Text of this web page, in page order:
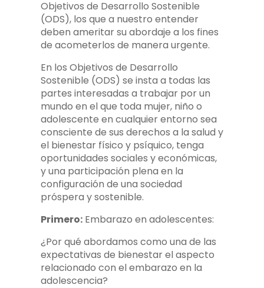
Objetivos de Desarrollo Sostenible
(ODS), los que a nuestro entender
deben ameritar su abordaje a los fines
de acometerlos de manera urgente.
En los Objetivos de Desarrollo
Sostenible (ODS) se insta a todas las
partes interesadas a trabajar por un
mundo en el que toda mujer, niño o
adolescente en cualquier entorno sea
consciente de sus derechos a la salud y
el bienestar físico y psíquico, tenga
oportunidades sociales y económicas,
y una participación plena en la
configuración de una sociedad
próspera y sostenible.
Primero: Embarazo en adolescentes:
¿Por qué abordamos como una de las
expectativas de bienestar el aspecto
relacionado con el embarazo en la
adolescencia?